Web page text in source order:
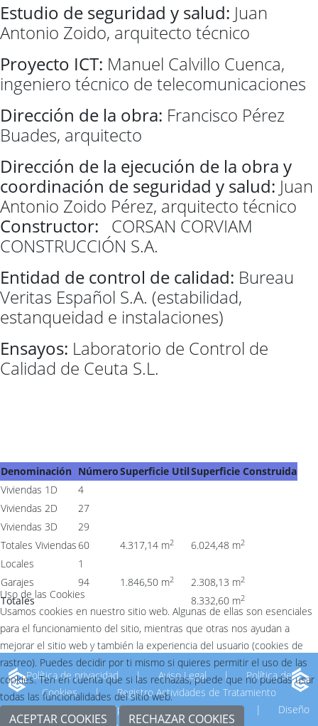
Estudio de seguridad y salud: Juan
Antonio Zoido, arquitecto técnico
Proyecto ICT: Manuel Calvillo Cuenca,
ingeniero técnico de telecomunicaciones
Dirección de la obra: Francisco Pérez
Buades, arquitecto
Dirección de la ejecución de la obra y
coordinación de seguridad y salud: Juan
Antonio Zoido Pérez, arquitecto técnico
Constructor: CORSAN CORVIAM
CONSTRUCCIÓN S.A.
Entidad de control de calidad: Bureau
Veritas Español S.A. (estabilidad,
estanqueidad e instalaciones)
Ensayos: Laboratorio de Control de
Calidad de Ceuta S.L.
Denominación NúmeroSuperficie UtilSuperficie Construida
Viviendas 1D
4
Viviendas 2D
27
Viviendas 3D
29
Totales Viviendas 60 4.317,14 m2 6.024,48 m2
Locales
1
Garajes
94 1.846,50 m2 2.308,13 m2
Totales 8.332,60 m2
Política de privacidad | Aviso Legal |
Política de
Cookies
|
Registro Actividades de Tratamiento
© 2026 Empresa Municipal de la Vivienda de Ceuta.
|
Diseño
Uso de las Cookies
Usamos cookies en nuestro sitio web. Algunas de ellas son esenciales
para el funcionamiento del sitio, mientras que otras nos ayudan a
mejorar el sitio web y también la experiencia del usuario (cookies de
rastreo). Puedes decidir por ti mismo si quieres permitir el uso de las
cookies. Ten en cuenta que si las rechazas, puede que no puedas usar
todas las funcionalidades del sitio web.
ACEPTAR COOKIES RECHAZAR COOKIES